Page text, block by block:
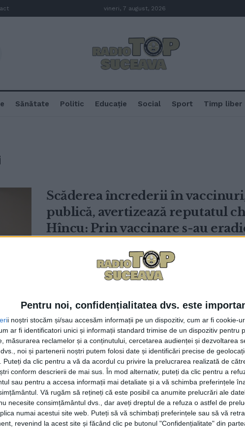
Pentru noi, confidențialitatea dvs. este
i noștri stocăm și/sau accesăm informații pe un dispozitiv, cum ar fi cookie-
ar fi identificatori unici și informații standard trimise de un dispozitiv pentru
măsurarea reclamelor și a conținutului, cercetarea audienței și dezvoltarea
noi și partenerii noștri putem folosi date și identificări precise de
Puteți da clic pentru a vă da acordul cu privire la prelucrarea realizată de
conform descrierii de mai sus. În mod alternativ, puteți da clic pentru a
sau pentru a accesa informații mai detaliate și a vă schimba preferințele
Vă rugăm să rețineți că este posibil ca anumite prelucrări ale
necesite consimțământul dvs., dar aveți dreptul de a refuza o astfel de
numai acestui site web. Puteți să vă schimbați preferințele sau să vă
revenind la acest site și făcând clic pe butonul "Confidențialitate" din
vineri, 7 august, 2026
Sănătate Politic Educație Social Sport Timp liber
Scăderea încrederii în
publică, avertizează reputatul
Hîncu: Prin vaccinare s-au
Campaniile pro-vaccinare care se desfășoară în
Sorin Hîncu, deși foarte multe persoane și-au ...
Un sfert dintr-un centru de
suficient
6 IANUARIE, 2022
La Suceava vor funcționa două centre pentru
5 și 11 ani. Primarul ...